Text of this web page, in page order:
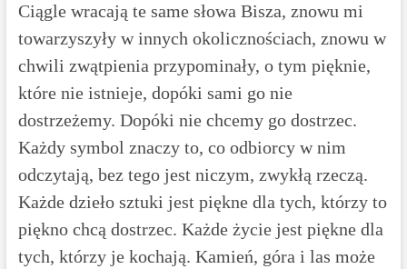
Ciągle wracają te same słowa Bisza, znowu mi
towarzyszyły w innych okolicznościach, znowu w
chwili zwątpienia przypominały, o tym pięknie,
które nie istnieje, dopóki sami go nie
dostrzeżemy. Dopóki nie chcemy go dostrzec.
Każdy symbol znaczy to, co odbiorcy w nim
odczytają, bez tego jest niczym, zwykłą rzeczą.
Każde dzieło sztuki jest piękne dla tych, którzy to
piękno chcą dostrzec. Każde życie jest piękne dla
tych, którzy je kochają. Kamień, góra i las może